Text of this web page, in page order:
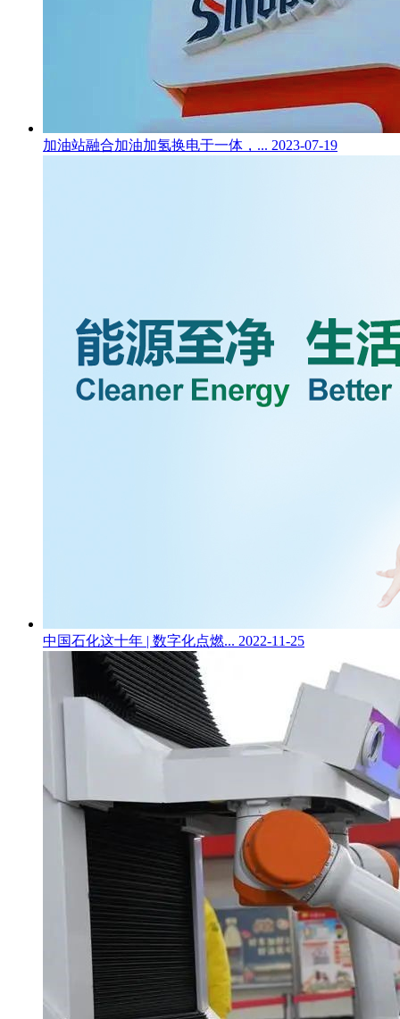
加油站融合加油加氢换电于一体，... 2023-07-19
中国石化这十年 | 数字化点燃... 2022-11-25